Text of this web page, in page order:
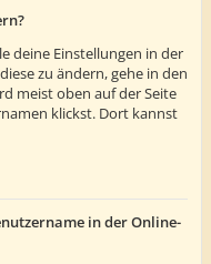
deine Einstellungen in der
zu ändern, gehe in den
meist oben auf der Seite
klickst. Dort kannst
in der Online-